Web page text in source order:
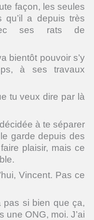
façon, les seules
qu’il a depuis très
ses rats de
bientôt pouvoir s’y
à ses travaux
tu veux dire par là
à te séparer
garde depuis des
plaisir, mais ce
Vincent. Pas ce
si bien que ça,
une ONG, moi. J’ai